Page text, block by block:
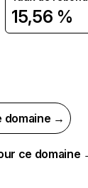
15,56 %
domaine →
ce domaine